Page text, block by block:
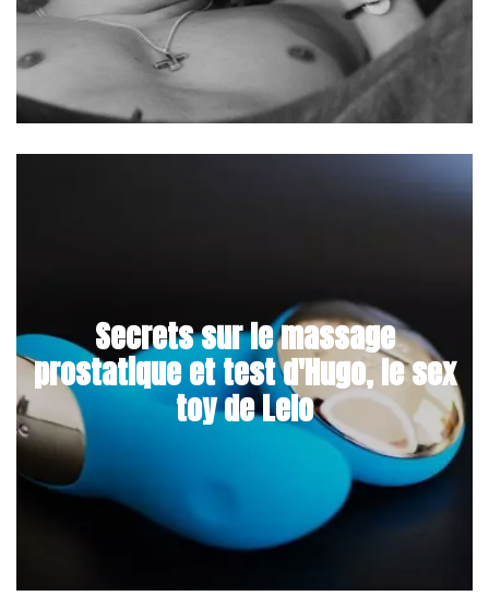
Secrets sur le massage
prostatique et test d'Hugo, le sex
toy de Lelo